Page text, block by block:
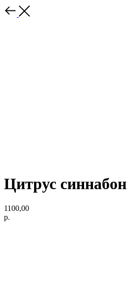
Цитрус синнабон
1100,00
р.